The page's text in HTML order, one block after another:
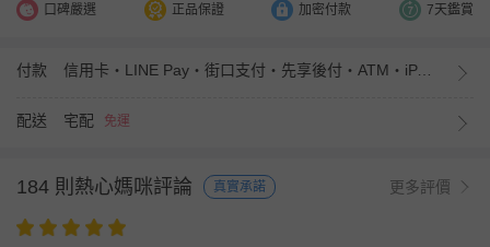
口碑嚴選 正品保證 加密付款 7天鑑賞
付款 信用卡・LINE Pay・街口支付・先享後付・ATM・iPASS MONEY
配送 宅配 免運
184 則熱心媽咪評論 真實承諾 更多評價